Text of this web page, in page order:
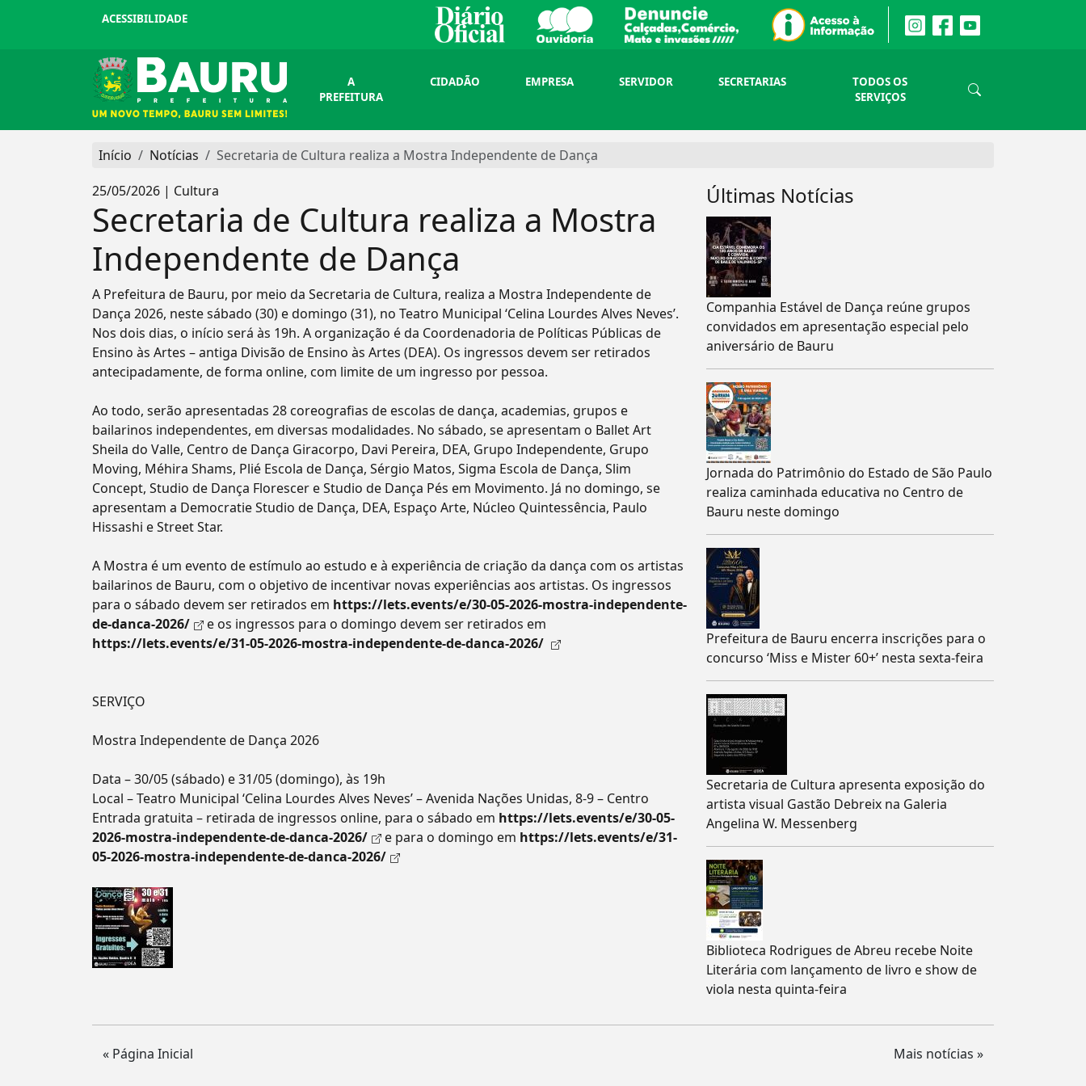
ACESSIBILIDADE
A
PREFEITURA
CIDADÃO EMPRESA SERVIDOR SECRETARIAS
TODOS OS
SERVIÇOS
Início Notícias
Secretaria de Cultura realiza a Mostra Independente de Dança
25/05/2026 | Cultura
Secretaria de Cultura realiza a Mostra
Independente de Dança
A Prefeitura de Bauru, por meio da Secretaria de Cultura, realiza a Mostra Independente de
Dança 2026, neste sábado (30) e domingo (31), no Teatro Municipal ‘Celina Lourdes Alves Neves’.
Nos dois dias, o início será às 19h. A organização é da Coordenadoria de Políticas Públicas de
Ensino às Artes – antiga Divisão de Ensino às Artes (DEA). Os ingressos devem ser retirados
antecipadamente, de forma online, com limite de um ingresso por pessoa.
Ao todo, serão apresentadas 28 coreografias de escolas de dança, academias, grupos e
bailarinos independentes, em diversas modalidades. No sábado, se apresentam o Ballet Art
Sheila do Valle, Centro de Dança Giracorpo, Davi Pereira, DEA, Grupo Independente, Grupo
Moving, Méhira Shams, Plié Escola de Dança, Sérgio Matos, Sigma Escola de Dança, Slim
Concept, Studio de Dança Florescer e Studio de Dança Pés em Movimento. Já no domingo, se
apresentam a Democratie Studio de Dança, DEA, Espaço Arte, Núcleo Quintessência, Paulo
Hissashi e Street Star.
A Mostra é um evento de estímulo ao estudo e à experiência de criação da dança com os artistas
bailarinos de Bauru, com o objetivo de incentivar novas experiências aos artistas. Os ingressos
para o sábado devem ser retirados em https://lets.events/e/30-05-2026-mostra-independente-
de-danca-2026/
e os ingressos para o domingo devem ser retirados em
https://lets.events/e/31-05-2026-mostra-independente-de-danca-2026/
SERVIÇO
Mostra Independente de Dança 2026
Data – 30/05 (sábado) e 31/05 (domingo), às 19h
Local – Teatro Municipal ‘Celina Lourdes Alves Neves’ – Avenida Nações Unidas, 8-9 – Centro
Entrada gratuita – retirada de ingressos online, para o sábado em https://lets.events/e/30-05-
2026-mostra-independente-de-danca-2026/
e para o domingo em https://lets.events/e/31-
05-2026-mostra-independente-de-danca-2026/
Últimas Notícias
Companhia Estável de Dança reúne grupos
convidados em apresentação especial pelo
aniversário de Bauru
Jornada do Patrimônio do Estado de São Paulo
realiza caminhada educativa no Centro de
Bauru neste domingo
Prefeitura de Bauru encerra inscrições para o
concurso ‘Miss e Mister 60+’ nesta sexta-feira
Secretaria de Cultura apresenta exposição do
artista visual Gastão Debreix na Galeria
Angelina W. Messenberg
Biblioteca Rodrigues de Abreu recebe Noite
Literária com lançamento de livro e show de
viola nesta quinta-feira
« Página Inicial Mais notícias »